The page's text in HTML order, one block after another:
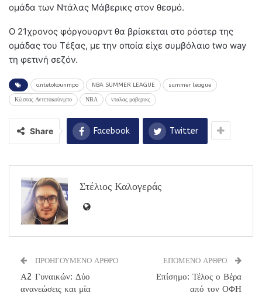
ομάδα των Ντάλας Μάβερικς στον θεσμό.
Ο 21χρονος φόργουορντ θα βρίσκεται στο ρόστερ της
ομάδας του Τέξας, με την οποία είχε συμβόλαιο two way
τη φετινή σεζόν.
antetokounmpo NBA SUMMER LEAGUE summer league
Κώστας Αντετοκούνμπο ΝΒΑ νταλας μαβερικς
Share Facebook Twitter
Στέλιος Καλογεράς
ΠΡΟΗΓΟΥΜΕΝΟ ΑΡΘΡΟ
Α2 Γυναικών: Δύο
ανανεώσεις και μία
ΕΠΟΜΕΝΟ ΑΡΘΡΟ
Επίσημο: Τέλος ο Βέρα
από τον ΟΦΗ